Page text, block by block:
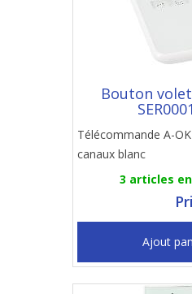
Bouton
Télécommande A-
canaux blanc
3 articles
Ajout